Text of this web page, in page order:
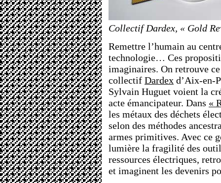
Collectif Dardex, « Gold
Remettre l’humain au
technologie… Ces
imaginaires. On retrouve
collectif Dardex d’Aix-en-
Sylvain Huguet voient la
acte émancipateur. Dans «
les métaux des déchets
selon des méthodes
armes primitives. Avec ce
lumière la fragilité des
ressources électriques,
et imaginent les devenirs